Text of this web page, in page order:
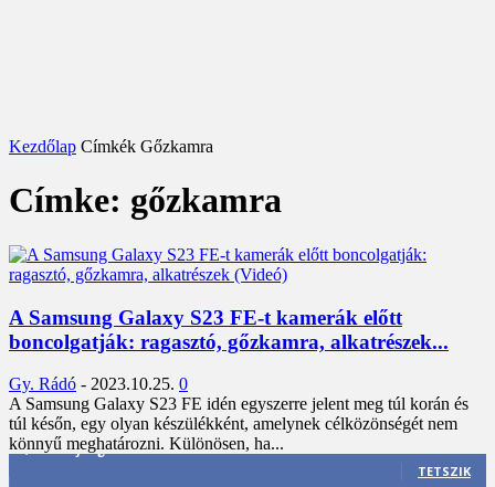
Kezdőlap Címkék Gőzkamra
Címke: gőzkamra
A Samsung Galaxy S23 FE-t kamerák előtt
boncolgatják: ragasztó, gőzkamra, alkatrészek...
Gy. Rádó - 2023.10.25. 0
A Samsung Galaxy S23 FE idén egyszerre jelent meg túl korán és
túl későn, egy olyan készülékként, amelynek célközönségét nem
könnyű meghatározni. Különösen, ha...
3,452 Rajongók
TETSZIK